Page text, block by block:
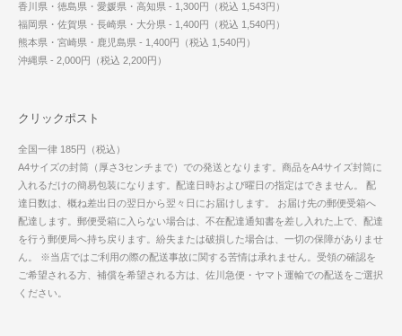
香川県・徳島県・愛媛県・高知県 - 1,300円（税込 1,543円）
福岡県・佐賀県・長崎県・大分県 - 1,400円（税込 1,540円）
熊本県・宮崎県・鹿児島県 - 1,400円（税込 1,540円）
沖縄県 - 2,000円（税込 2,200円）
クリックポスト
全国一律 185円（税込）
A4サイズの封筒（厚さ3センチまで）での発送となります。商品をA4サイズ封筒に
入れるだけの簡易包装になります。配達日時および曜日の指定はできません。 配
達日数は、概ね差出日の翌日から翌々日にお届けします。 お届け先の郵便受箱へ
配達します。郵便受箱に入らない場合は、不在配達通知書を差し入れた上で、配達
を行う郵便局へ持ち戻ります。紛失または破損した場合は、一切の保障がありませ
ん。 ※当店ではご利用の際の配送事故に関する苦情は承れません。受領の確認を
ご希望される方、補償を希望される方は、佐川急便・ヤマト運輸での配送をご選択
ください。